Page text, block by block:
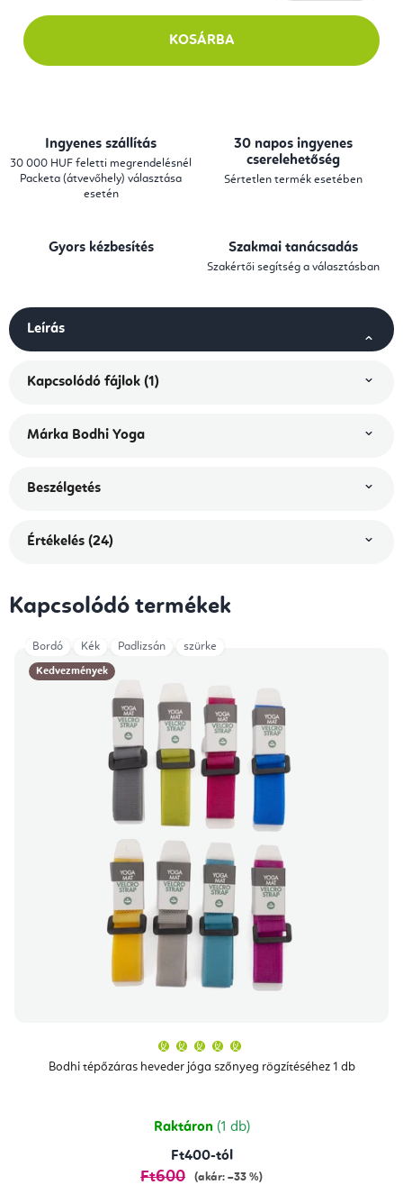
KOSÁRBA
Ingyenes szállítás
30 000 HUF feletti megrendelésnél
Packeta (átvevőhely) választása
esetén
30 napos ingyenes
cserelehetőség
Sértetlen termék esetében
Gyors kézbesítés Szakmai tanácsadás
Szakértői segítség a választásban
Leírás
Kapcsolódó fájlok (1)
Márka Bodhi Yoga
Beszélgetés
Értékelés (24)
Kapcsolódó termékek
Kedvezmények
Bodhi tépőzáras heveder jóga szőnyeg rögzítéséhez 1 db
átlagos
értékelése
csillag.
Raktáron (1 db)
Ft400-tól
Ft600 (akár: –33 %)
Bordó Kék Padlizsán szürke